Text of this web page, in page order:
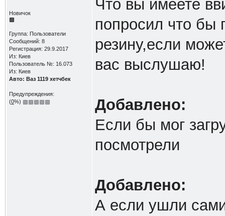
Новичок
Группа: Пользователи
Сообщений: 8
Регистрация: 29.9.2017
Из: Киев
Пользователь №: 16.073
Из: Киев
Авто: Ваз 1119 хетчбек
Предупреждения:
(0%)
Что вы имеете
попросил что бы
резину,если
вас выслушаю!
Добавлено:
Если бы мог
посмотрели
Добавлено:
А если ушли